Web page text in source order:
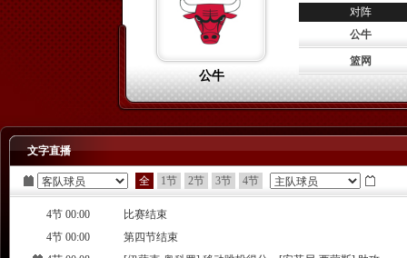
公牛
对阵
公牛
篮网
文字直播
全 1节 2节 3节 4节
4节 00:00
比赛结束
4节 00:00
第四节结束